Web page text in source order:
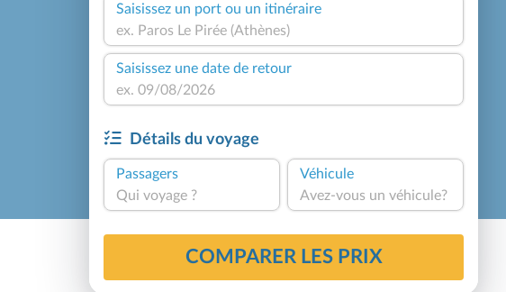
Saisissez un port ou un itinéraire
Saisissez une date de retour
Détails du voyage
Passagers
Qui voyage ?
Véhicule
Avez-vous un véhicule?
COMPARER LES PRIX